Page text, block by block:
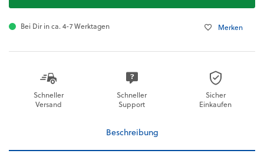
Bei Dir in ca. 4-7 Werktagen Merken
Schneller
Versand
Schneller
Support
Sicher
Einkaufen
Beschreibung